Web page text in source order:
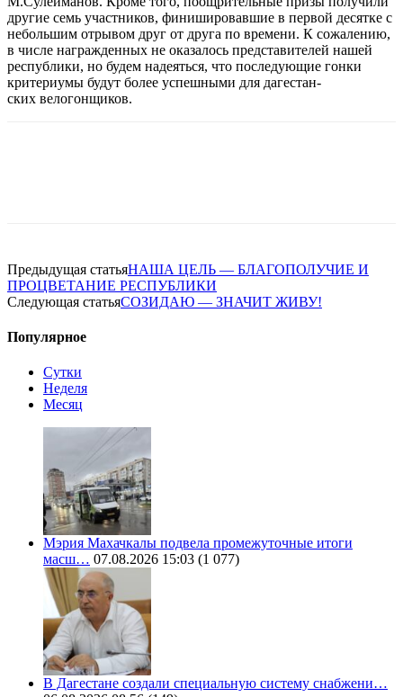
другие семь участников, финишировавшие в первой десятке с
небольшим отрывом друг от друга по времени. К сожалению,
в числе награжденных не оказалось представителей нашей
республики, но будем надеяться, что последующие гонки
критериумы будут более успешными для дагестан-
ских велогонщиков.
Предыдущая статьяНАША ЦЕЛЬ — БЛАГОПОЛУЧИЕ И
ПРОЦВЕТАНИЕ РЕСПУБЛИКИ
Следующая статьяСОЗИДАЮ — ЗНАЧИТ ЖИВУ!
Популярное
Сутки
Неделя
Месяц
Мэрия Махачкалы подвела промежуточные итоги
масш… 07.08.2026 15:03 (1 077)
В Дагестане создали специальную систему снабжени…